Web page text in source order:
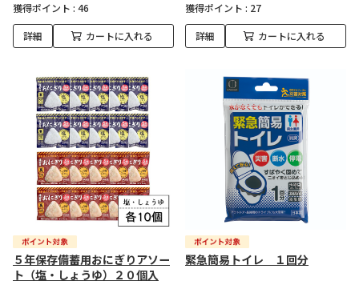
獲得ポイント : 46
詳細 カートに入れる
獲得ポイント : 27
詳細 カートに入れる
５年保存備蓄用おにぎりアソー
ト（塩・しょうゆ）２０個入
緊急簡易トイレ １回分